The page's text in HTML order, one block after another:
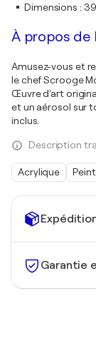
Garantie
Dimensions :
À propos de
Amusez-vous et
le chef Scrooge
Œuvre d'art
et un aérosol sur
inclus.
Description
Acrylique